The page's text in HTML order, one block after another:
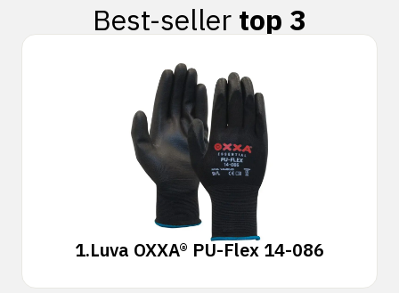
Best-seller top 3
1.Luva OXXA® PU-Flex 14-086